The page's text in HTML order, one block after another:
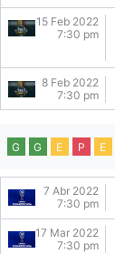
15 Feb 2022
7:30 pm
8 Feb 2022
7:30 pm
G G E P E
7 Abr 2022
7:30 pm
17 Mar 2022
7:30 pm